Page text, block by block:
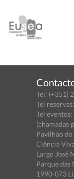
Tel: (+351)
Tel
Tel
(chamadas
Pavilhão
Ciência Viva
Largo José
Parque das
1990-073